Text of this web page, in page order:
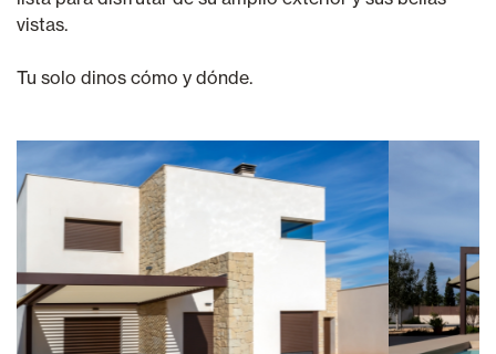
vistas.
Tu solo dinos cómo y dónde.